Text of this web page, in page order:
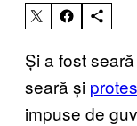
Și a fost
seară și
impuse de